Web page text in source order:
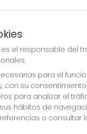
EN
FLORIDA
LAS MEIGAS
es el responsable del
para el
con su
para analizar el
hábitos de
o consultar